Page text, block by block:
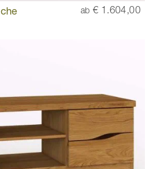
ab € 1.604,00